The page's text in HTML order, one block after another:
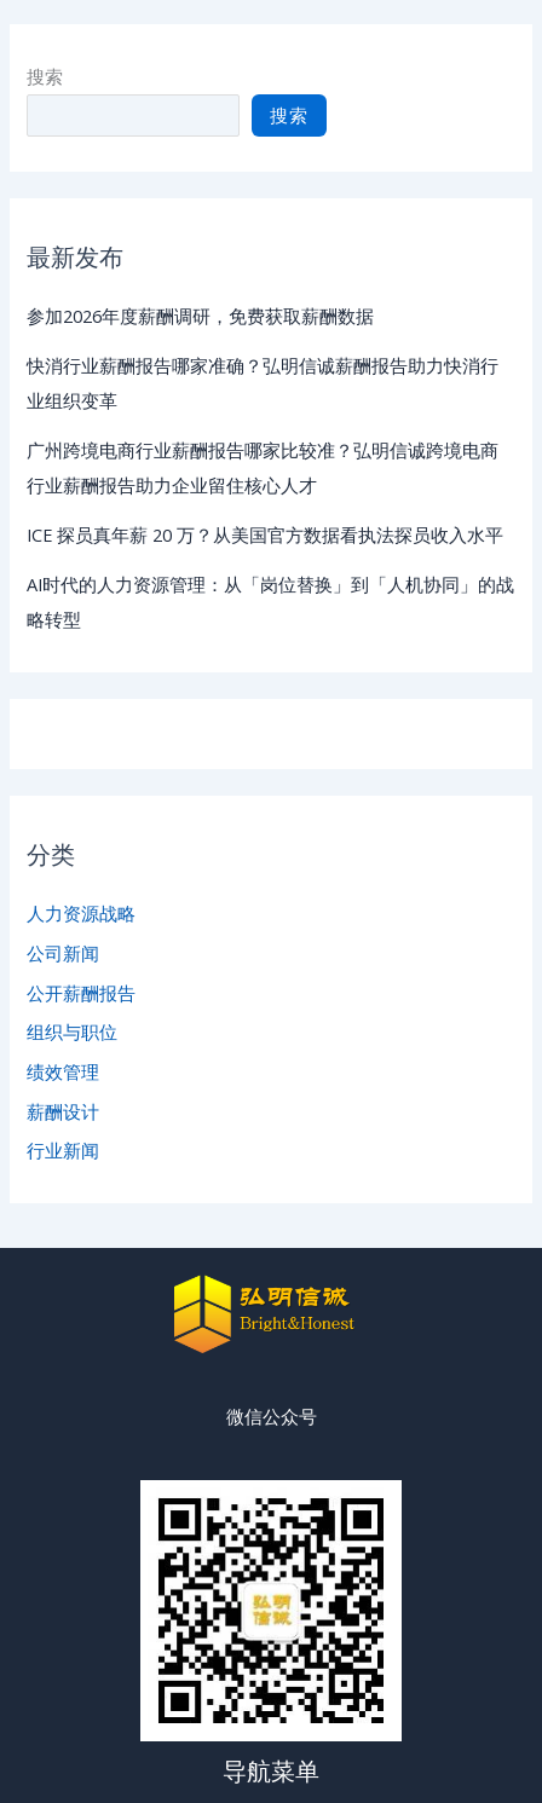
搜索
搜索
最新发布
参加2026年度薪酬调研，免费获取薪酬数据
快消行业薪酬报告哪家准确？弘明信诚薪酬报告助力快消行
业组织变革
广州跨境电商行业薪酬报告哪家比较准？弘明信诚跨境电商
行业薪酬报告助力企业留住核心人才
ICE 探员真年薪 20 万？从美国官方数据看执法探员收入水平
AI时代的人力资源管理：从「岗位替换」到「人机协同」的战
略转型
分类
人力资源战略
公司新闻
公开薪酬报告
组织与职位
绩效管理
薪酬设计
行业新闻
微信公众号
导航菜单